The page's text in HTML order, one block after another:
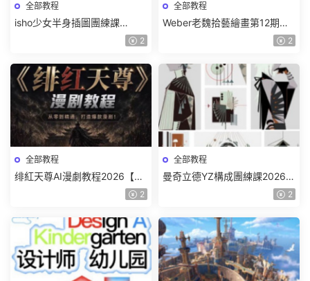
全部教程
isho少女半身插圖團練課
2026【畫質高清隻有視頻】 2
全部教程
Weber老魏拾藝繪畫第12期角
色特訓班【畫質不錯隻有視
2
全部教程
绯紅天尊AI漫劇教程2026【畫
2
全部教程
曼奇立德YZ構成團練課2026年
8月已結課【畫質高清有課件】
2